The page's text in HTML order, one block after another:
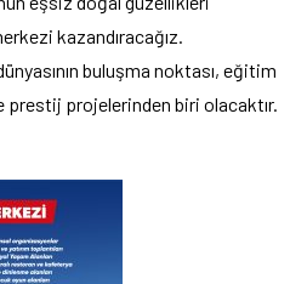
kazandıracağız.
buluşma noktası, eğitim
prestij projelerinden biri olacaktır.